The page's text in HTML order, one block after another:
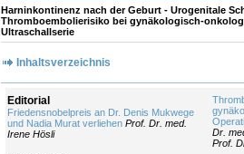
Harninkontinenz nach der Geburt - Urogenitale
Thromboembolierisiko bei gynäkologisch-
Ultraschallserie
Inhaltsverzeichnis
Editorial
Friedensnobelpreis an Dr. Denis Mukwege
und Nadia Murat verliehen Prof. Dr. med.
Irene Hösli
Dr.
Prof.